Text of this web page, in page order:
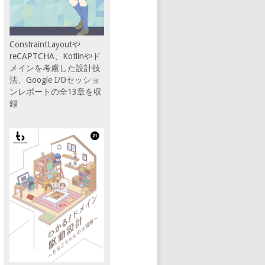
ConstraintLayoutや
reCAPTCHA、Kotlinやド
メインを考慮した設計技
法、Google I/Oセッショ
ンレポートの全13章を収
録